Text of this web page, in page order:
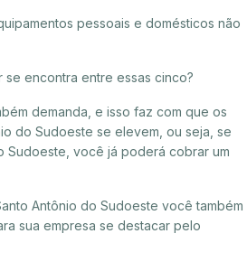
pessoais e domésticos não
encontra entre essas cinco?
demanda, e isso faz com que os
do Sudoeste se elevem, ou seja, se
Sudoeste, você já poderá cobrar um
Antônio do Sudoeste você também
sua empresa se destacar pelo